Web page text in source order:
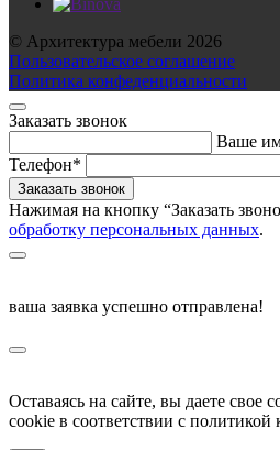
© Архитектура мебели 2026
Пользовательское соглашение
Политика конфеденциальности
Заказать звонок
Ваше
Телефон*
Нажимая на кнопку “Заказать
обработку персональных данных.
ваша заявка успешно отправлена!
Оставаясь на сайте, вы даете свое
cookie в соответствии c